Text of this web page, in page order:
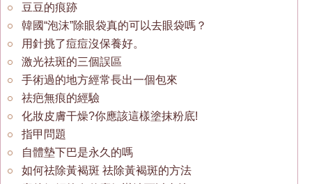
豆豆的痕跡
韓國“泡沫”除眼袋真的可以去眼袋嗎？
用針挑了痘痘沒保養好。
激光祛斑的三個誤區
手術過的地方經常長出一個包來
祛疤無痕的經驗
化妝皮膚干燥?你應該這樣塗抹粉底!
指甲問題
自體墊下巴是永久的嗎
如何祛除黃褐斑 祛除黃褐斑的方法